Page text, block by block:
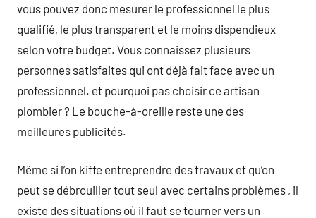
vous pouvez donc mesurer le professionnel le plus
qualifié, le plus transparent et le moins dispendieux
selon votre budget. Vous connaissez plusieurs
personnes satisfaites qui ont déjà fait face avec un
professionnel. et pourquoi pas choisir ce artisan
plombier ? Le bouche-à-oreille reste une des
meilleures publicités.
Même si l’on kiffe entreprendre des travaux et qu’on
peut se débrouiller tout seul avec certains problèmes , il
existe des situations où il faut se tourner vers un